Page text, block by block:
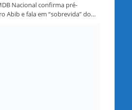
Nacional confirma pré-
Abib e fala em “sobrevida” do